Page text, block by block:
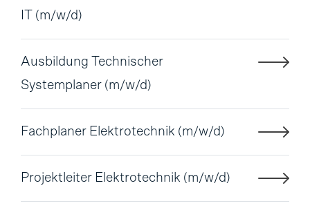
IT (m/w/d)
Ausbildung Technischer
Systemplaner (m/w/d)
Fachplaner Elektrotechnik (m/w/d)
Projektleiter Elektrotechnik (m/w/d)